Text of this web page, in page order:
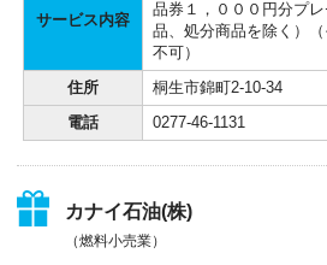
サービス内容
品券１，０００円分プ
品、処分商品を除く）
不可）
住所 桐生市錦町2-10-34
電話 0277-46-1131
カナイ石油(株)
（燃料小売業）